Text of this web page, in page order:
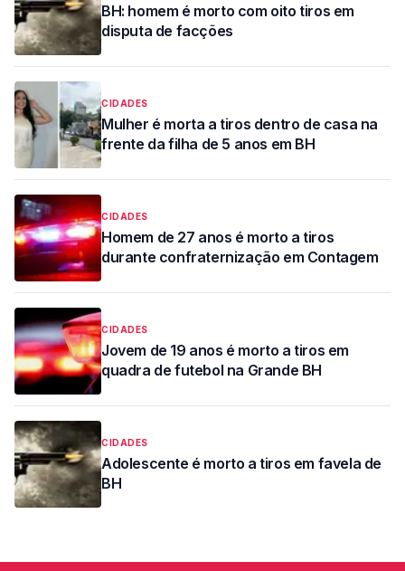
BH: homem é morto com oito tiros em
disputa de facções
CIDADES
Mulher é morta a tiros dentro de casa na
frente da filha de 5 anos em BH
CIDADES
Homem de 27 anos é morto a tiros
durante confraternização em Contagem
CIDADES
Jovem de 19 anos é morto a tiros em
quadra de futebol na Grande BH
CIDADES
Adolescente é morto a tiros em favela de
BH